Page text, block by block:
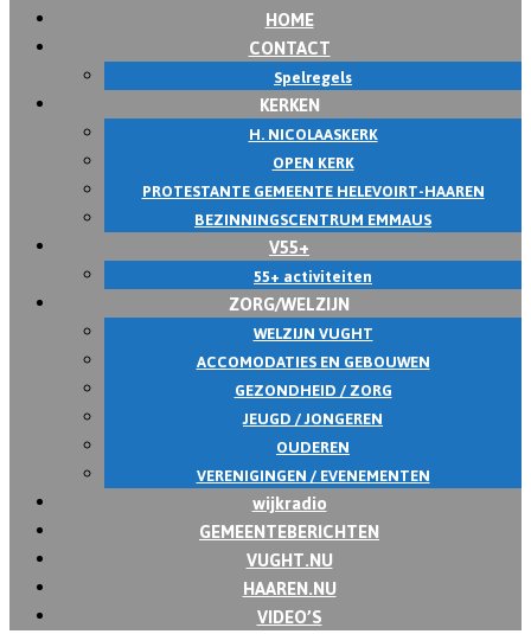
HOME
CONTACT
Spelregels
KERKEN
H. NICOLAASKERK
OPEN KERK
PROTESTANTE GEMEENTE HELEVOIRT-HAAREN
BEZINNINGSCENTRUM EMMAUS
V55+
55+ activiteiten
ZORG/WELZIJN
WELZIJN VUGHT
ACCOMODATIES EN GEBOUWEN
GEZONDHEID / ZORG
JEUGD / JONGEREN
OUDEREN
VERENIGINGEN / EVENEMENTEN
wijkradio
GEMEENTEBERICHTEN
VUGHT.NU
HAAREN.NU
VIDEO’S